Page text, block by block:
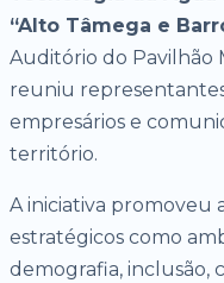
“Alto Tâmega e
Auditório do Pavilhão
reuniu
empresários e
território.
A iniciativa promoveu
estratégicos como
demografia, inclusão,